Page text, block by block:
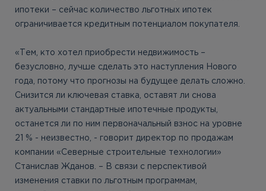
ипотеки – сейчас количество льготных ипотек
ограничивается кредитным потенциалом покупателя.
«Тем, кто хотел приобрести недвижимость –
безусловно, лучше сделать это наступления Нового
года, потому что прогнозы на будущее делать сложно.
Снизится ли ключевая ставка, оставят ли снова
актуальными стандартные ипотечные продукты,
останется ли по ним первоначальный взнос на уровне
21 % - неизвестно, - говорит директор по продажам
компании «Северные строительные технологии»
Станислав Жданов. – В связи с перспективой
изменения ставки по льготным программам,